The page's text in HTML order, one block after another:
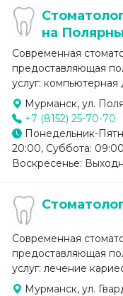
на
Современная
предоставляющая
услуг: компьютерная
Мурманск, ул.
+7 (8152) 25-70-70
Понедельник-
20:00, Суббота:
Воскресенье:
Современная
предоставляющая
услуг: лечение
Мурманск, ул.